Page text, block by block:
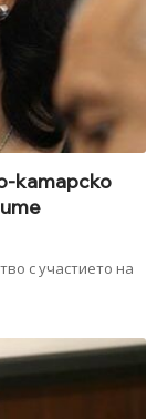
катарско
с участието на